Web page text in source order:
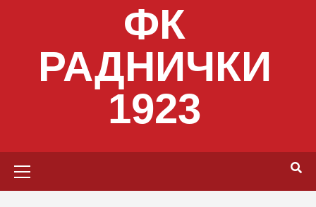
ФК
РАДНИЧКИ
1923